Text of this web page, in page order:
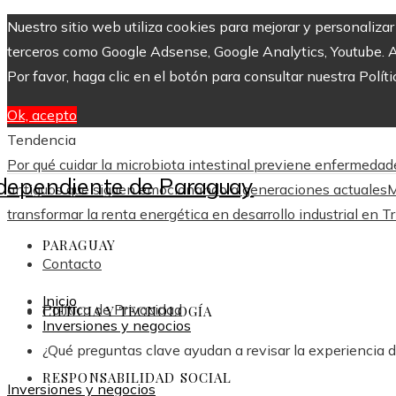
Nuestro sitio web utiliza cookies para mejorar y
terceros como Google Adsense, Google Analytics,
Por favor, haga clic en el botón para consultar nuestra
Ok, acepto
Tendencia
Por qué cuidar la microbiota intestinal previene
antiguos que siguen emocionando a generaciones actuales
transformar la renta energética en desarrollo industrial en
Contacto
Política de Privacidad
PARAGUAY
CIENCIA Y TECNOLOGÍA
RESPONSABILIDAD SOCIAL
Inicio
Inversiones y negocios
¿Qué preguntas clave ayudan a revisar la experiencia
Inversiones y negocios